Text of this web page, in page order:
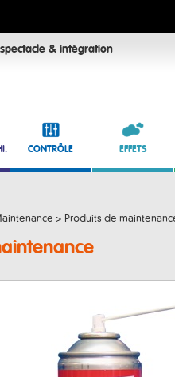
& intégration
CONTRÔLE EFFETS
> Produits de